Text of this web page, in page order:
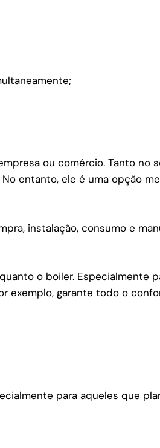
ou comércio. Tanto no
entanto, ele é uma opção
instalação, consumo e
o boiler. Especialmente
exemplo, garante todo o
para aqueles que